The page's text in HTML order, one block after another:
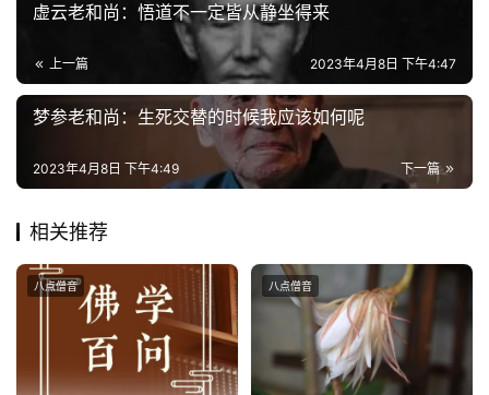
人
寺
院
礼
视
频
登录 注册
虚云老和尚：悟道不一定皆从静坐得来
上一篇 2023年4月8日 下午4:47
梦参老和尚：生死交替的时候我应该如何呢
下一篇
2023年4月8日 下午4:49
相关推荐
八点僧音 八点僧音